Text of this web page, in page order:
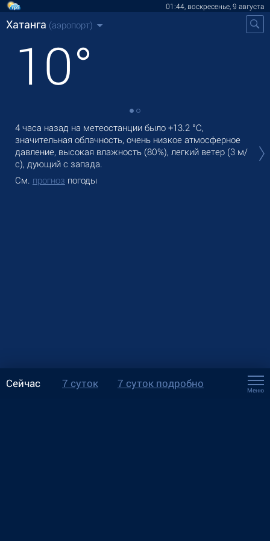
01:44, воскресенье, 9 августа
Хатанга (аэропорт)
10°
4 часа назад на метеостанции было +13.2 °C,
значительная облачность, очень низкое атмосферное
давление, высокая влажность (80%), легкий ветер (3 м/
с), дующий с запада.
См. прогноз погоды
Сейчас 7 суток 7 суток подробно
Меню